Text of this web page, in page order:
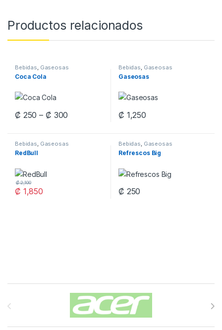
Productos relacionados
Bebidas, Gaseosas
Coca Cola
₡ 250 – ₡ 300 Price range: ₡ 250 through ₡ 300
This product has multiple variants. The options may be chosen
Bebidas, Gaseosas
Gaseosas
₡ 1,250
This product has multiple
Bebidas, Gaseosas
RedBull
₡ 1,850
₡2,100
Bebidas, Gaseosas
Refrescos Big
₡ 250
Carrusel de Marcas